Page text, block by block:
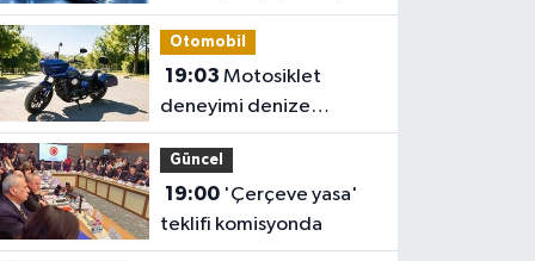
nesil uydulara taşınıyor
Otomobil
19:03
deneyimi denize
taşınacak
Güncel
19:00'Çerçeve yasa'
teklifi komisyonda